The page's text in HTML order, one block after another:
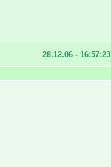
28.12.06 - 16:57:23